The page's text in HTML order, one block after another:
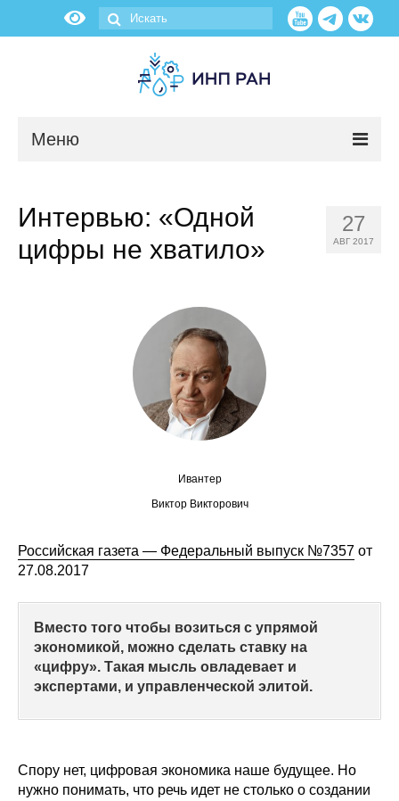
Меню
Об институте
Научные подразделения
Администрация
Сотрудники
Научная жизнь
Издания
Проблемы прогнозирования
Номера журналов
27
АВГ 2017
Интервью: «Одной
цифры не хватило»
Ивантер
Виктор Викторович
Российская газета — Федеральный выпуск №7357 от
27.08.2017
Вместо того чтобы возиться с упрямой
экономикой, можно сделать ставку на
«цифру». Такая мысль овладевает и
экспертами, и управленческой элитой.
Спору нет, цифровая экономика наше будущее. Но
нужно понимать, что речь идет не столько о создании